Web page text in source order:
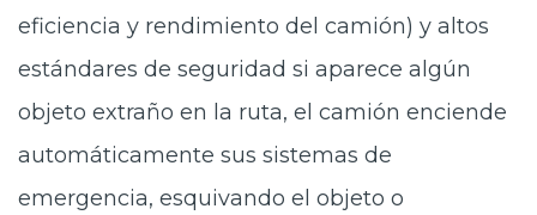
eficiencia y rendimiento del camión) y altos
estándares de seguridad si aparece algún
objeto extraño en la ruta, el camión enciende
automáticamente sus sistemas de
emergencia, esquivando el objeto o